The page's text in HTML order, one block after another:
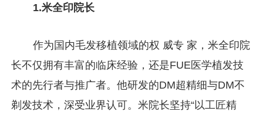
1.米全印院长
作为国内毛发移植领域的权 威专 家，米全印院
长不仅拥有丰富的临床经验，还是FUE医学植发技
术的先行者与推广者。他研发的DM超精细与DM不
剃发技术，深受业界认可。米院长坚持“以工匠精